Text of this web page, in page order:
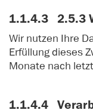
1.1.4.3 2.5.3
Wir nutzen Ihre
Erfüllung dieses
Monate nach
1.1.4.4